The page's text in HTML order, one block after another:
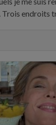
Trois endroits